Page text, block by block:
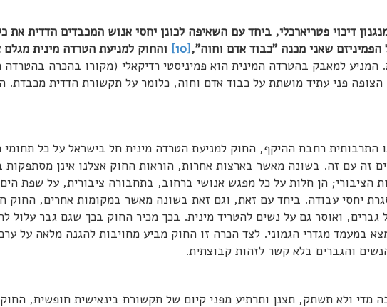
דיכוי פטריארכלי, ביחד עם השאיפה לכונן יחסי אנוש המכבדים הדדית את
הפמיניזם שאני מכנה "כבוד אדם וחוה",[10]
והחוק למניעת הטרדה מינית מגלם
. המניע למאבק בהטרדה המינית הוא פמיניסטי רדיקאלי (מקורו בהכרה בהטרדה
הצופה פני עתיד מושתת על כבוד אדם וחוה, כלומר על תקשורת הדדית מכבדת.
רחבת ההיקף, החוק למניעת הטרדה מינית חל בישראל על כל תחומי
זה עם זה. בשונה מאשר בארצות אחרות, הוראות החוק אצלנו אינן מסתפקות
הציבורי; הן חלות על כל מפגש אנושי ברחוב, בתחבורה ציבורית, על שפת
יחסי עבודה. ביחד עם זאת, וגם זאת בשונה מאשר במקומות אחרים, החוק
ואוסר גם על נשים להטריד מינית. בכך מכיר החוק בכך שגם גבר עלול
במעמד מגדרי הגמוני. לצד הכרה זו החוק מביע מחויבות להגנה מלאה על
והגברים בלא קשר לזהות קבוצתית.
מדי ולא תשתק, תצנן ותרתיע מפני קיום של תקשורת בינאישית חופשית,